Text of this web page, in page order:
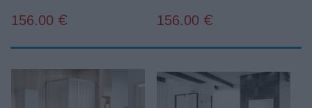
156.00 € 156.00 €